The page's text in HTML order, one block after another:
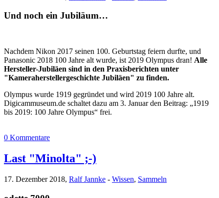
Und noch ein Jubiläum…
Nachdem Nikon 2017 seinen 100. Geburtstag feiern durfte, und
Panasonic 2018 100 Jahre alt wurde, ist 2019 Olympus dran! Alle
Hersteller-Jubiläen sind in den Praxisberichten unter
"Kameraherstellergeschichte Jubiläen" zu finden.
Olympus wurde 1919 gegründet und wird 2019 100 Jahre alt.
Digicammuseum.de schaltet dazu am 3. Januar den Beitrag: „1919
bis 2019: 100 Jahre Olympus“ frei.
0 Kommentare
Last "Minolta" ;-)
17. Dezember 2018, Ralf Jannke - Wissen, Sammeln